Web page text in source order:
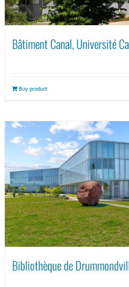
Bâtiment Canal, Université
Buy product
Bibliothèque de